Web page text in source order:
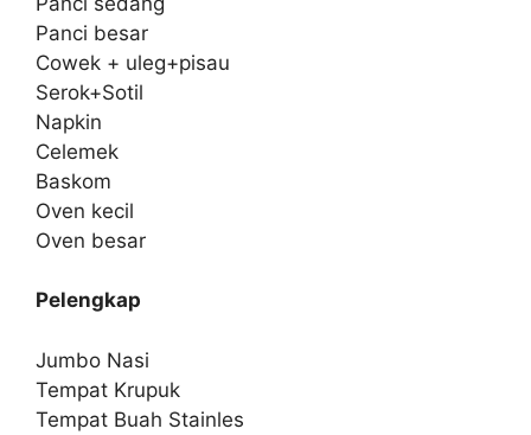
Panci besar
Cowek + uleg+pisau
Serok+Sotil
Napkin
Celemek
Baskom
Oven kecil
Oven besar
Pelengkap
Jumbo Nasi
Tempat Krupuk
Tempat Buah Stainles